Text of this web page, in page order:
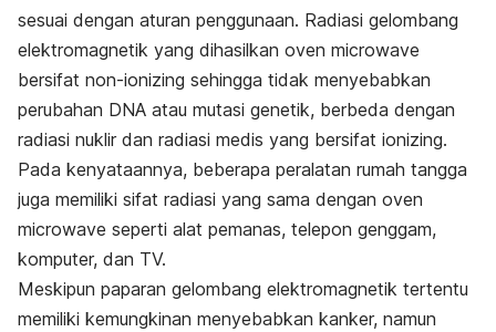
sesuai dengan aturan penggunaan. Radiasi gelombang
elektromagnetik yang dihasilkan oven microwave
bersifat non-ionizing sehingga tidak menyebabkan
perubahan DNA atau mutasi genetik, berbeda dengan
radiasi nuklir dan radiasi medis yang bersifat ionizing.
Pada kenyataannya, beberapa peralatan rumah tangga
juga memiliki sifat radiasi yang sama dengan oven
microwave seperti alat pemanas, telepon genggam,
komputer, dan TV.
Meskipun paparan gelombang elektromagnetik tertentu
memiliki kemungkinan menyebabkan kanker, namun